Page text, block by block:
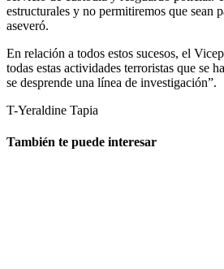
estructurales y no permitiremos que sean
aseveró.
En relación a todos estos sucesos, el
todas estas actividades terroristas que se
se desprende una línea de investigación”.
T-Yeraldine Tapia
También te puede interesar